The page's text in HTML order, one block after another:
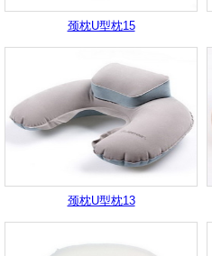
颈枕U型枕15
颈枕U型枕13